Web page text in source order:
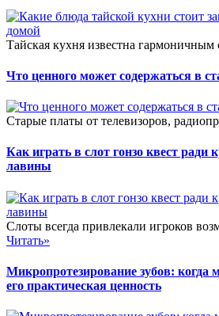
Тайская кухня известна гармоничным
Что ценного может содержаться в
Старые платы от телевизоров,
Как играть в слот гонзо квест
лавины
Слоты всегда привлекали игроков
Читать»
Микропротезирование зубов: когда
его практическая ценность